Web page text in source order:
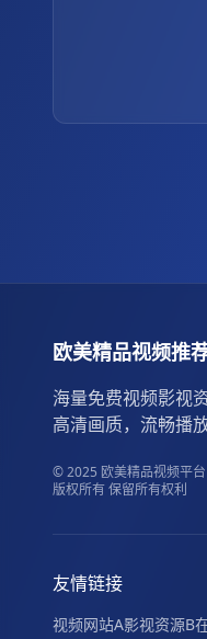
欧美精品视频推
海量免费视频影视
高清画质，流畅播
© 2025 欧美精品视频平台
版权所有 保留所有权利
友情链接
视频网站A影视资源B